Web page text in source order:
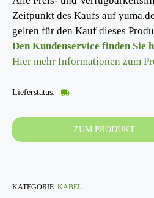
Zeitpunkt des Kaufs auf
gelten für den Kauf dieses
Den Kundenservice finden Sie
Hier mehr Informationen zum
Lieferstatus:
ZUM PRODUKT
KATEGORIE: KABEL